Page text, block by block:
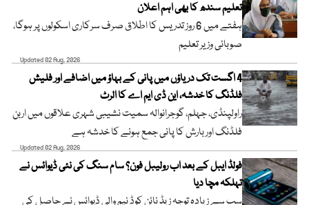
تعلیم سندھ کا بھی اہم اعلان
ہفتے میں 6 روز تدریس کا اطلاق صرف سرکاری اسکولوں پر ہوگا،
صوبائی وزیر تعلیم
Updated 02 Aug, 2026
4 اگست تک دریاؤں میں پانی کے بہاؤ میں اضافے اور فلیش
فلڈنگ کا خدشہ، این ڈی ایم اے کا الرٹ
راولپنڈی، جہلم، گوجرانوالہ سمیت نشیبی شہری علاقوں میں اربن
فلڈنگ اور بارش کا پانی جمع ہونے کا خدشہ ہے
Updated 02 Aug, 2026
فولڈ ایبل کے بعد اب رولیبل فون؟ سام سنگ کی نئی ڈیوائس نے
تہلکہ مچا دیا
سب سے زیادہ توجہ زیڈ نائن کوڈ نیم والی ڈیوائس نے حاصل کی